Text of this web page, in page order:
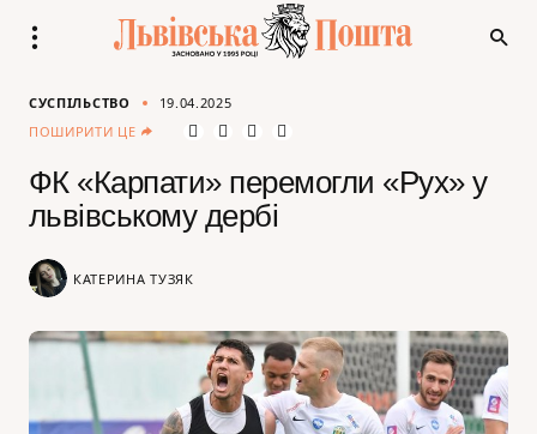
СУСПІЛЬСТВО
19.04.2025
ПОШИРИТИ ЦЕ
ФК «Карпати» перемогли «Рух» у
львівському дербі
КАТЕРИНА ТУЗЯК